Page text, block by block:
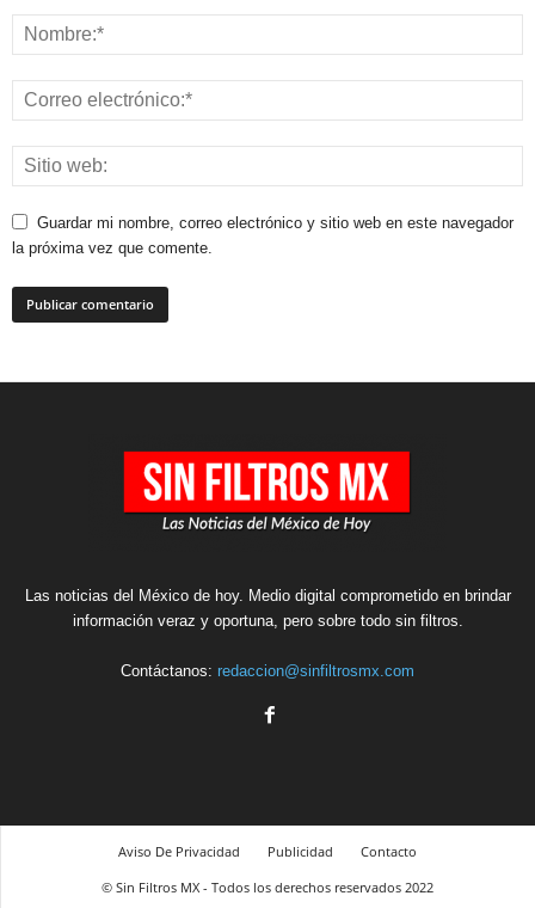
Guardar mi nombre, correo electrónico y sitio web en este navegador
la próxima vez que comente.
Las noticias del México de hoy. Medio digital comprometido en brindar
información veraz y oportuna, pero sobre todo sin filtros.
Contáctanos: redaccion@sinfiltrosmx.com
Aviso De Privacidad Publicidad
Contacto
© Sin Filtros MX - Todos los derechos reservados 2022